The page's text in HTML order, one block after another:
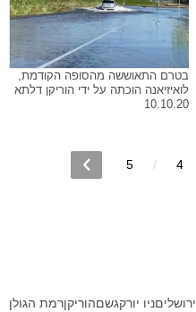
בטרם התאוששה מהסופה הקודמת,
לואיזיאנה הוכתה על ידי הוריקן דלתא
10.10.20
4
5
ירושליםניו יורקגשםהוריקןרמת הגולן